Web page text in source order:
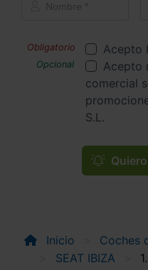
Acepto
Acepto
comercial
S.L.
Inicio Coches
SEAT IBIZA